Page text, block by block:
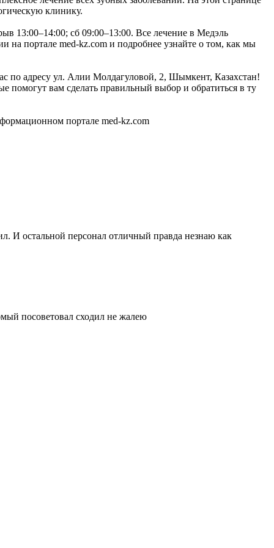
клинику.
13:00–14:00; сб 09:00–13:00. Все лечение в Медэль
портале med-kz.com и подробнее узнайте о том, как мы
по адресу ул. Алии Молдагуловой, 2, Шымкент, Казахстан!
вам сделать правильный выбор и обратиться в ту
портале med-kz.com
И остальной персонал отличный правда незнаю как
посоветовал сходил не жалею